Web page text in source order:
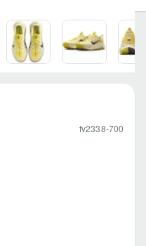
fv2338-700